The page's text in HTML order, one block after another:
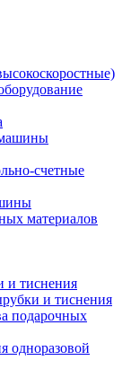
машины
счетные
материалов
и тиснения
и тиснения
подарочных
одноразовой